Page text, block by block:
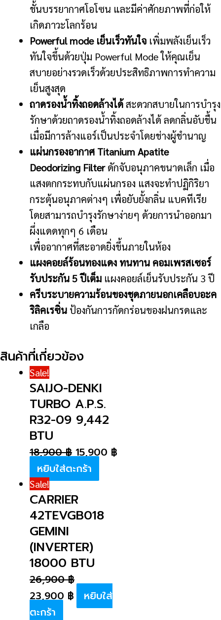
ชั้นบรรยากาศโอโซน และมีค่าศักยภาพที่ก่อให้
เกิดภาวะโลกร้อน
Powerful mode เย็นเร็วทันใจ เพิ่มพลังเย็นเร็ว
ทันใจขึ้นด้วยปุ่ม Powerful Mode ให้คุณเย็น
สบายอย่างรวดเร็วด้วยประสิทธิภาพการทำความ
เย็นสูงสุด
ถาดรองน้ำทิ้งถอดล้างได้สะดวกสบายในการบำรุง
รักษาด้วยถาดรองน้ำทิ้งถอดล้างได้ ลดกลิ่นอับชื้น
เมื่อมีการล้างแอร์เป็นประจำโดยช่างผู้ชำนาญ
แผ่นกรองอากาศ Titanium Apatite
Deodorizing Filterดักจับอนุภาคขนาดเล็ก เมื่อ
แสงตกกระทบกับแผ่นกรอง แสงจะทำปฏิกิริยา
กระตุ้นอนุภาคต่างๆ เพื่อยับยั้งกลิ่น แบคทีเรีย
โดยสามารถบำรุงรักษาง่ายๆ ด้วยการนำออกมา
ผึ่งแดดทุกๆ 6 เดือน
เพื่ออากาศที่สะอาดยิ่งขึ้นภายในห้อง
แผงคอยล์ร้อนทองแดง ทนทาน คอมเพรสเซอร์
รับประกัน 5 ปีเต็ม แผงคอยล์เย็นรับประกัน 3 ปี
ครีบระบายความร้อนของชุดภายนอกเคลือบอะค
ริลิคเรซิ่น ป้องกันการกัดกร่อนของฝนกรดและ
เกลือ
สินค้าที่เกี่ยวข้อง
Sale!
SAIJO-DENKI
TURBO A.P.S.
R32-09 9,442
BTU
18,900฿ 15,900 ฿
หยิบใส่ตะกร้า
Sale!
CARRIER
42TEVGB018
GEMINI
(INVERTER)
18000 BTU
26,900฿
23,900 ฿
หยิบใส่
ตะกร้า